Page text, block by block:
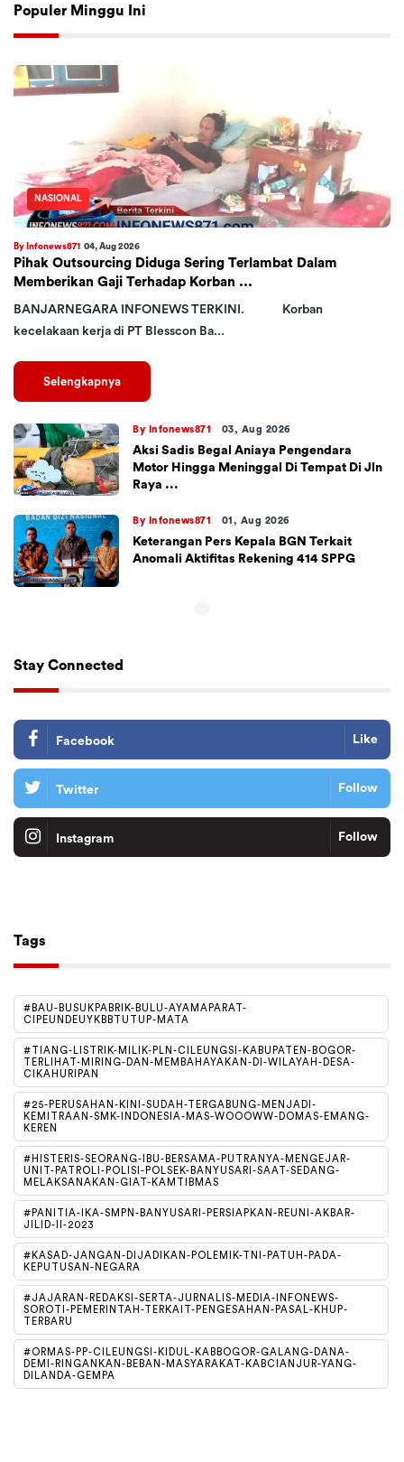
Populer Minggu Ini
NASIONAL
By Infonews871 04, Aug 2026
Pihak Outsourcing Diduga Sering Terlambat Dalam
Memberikan Gaji Terhadap Korban ...
BANJARNEGARA INFONEWS TERKINI. Korban
kecelakaan kerja di PT Blesscon Ba...
Selengkapnya
By Infonews871 03, Aug 2026
Aksi Sadis Begal Aniaya Pengendara
Motor Hingga Meninggal Di Tempat Di Jln
Raya ...
By Infonews871 01, Aug 2026
Keterangan Pers Kepala BGN Terkait
Anomali Aktifitas Rekening 414 SPPG
Stay Connected
Facebook Like
Twitter Follow
Instagram Follow
Tags
#BAU-BUSUKPABRIK-BULU-AYAMAPARAT-
CIPEUNDEUYKBBTUTUP-MATA
#TIANG-LISTRIK-MILIK-PLN-CILEUNGSI-KABUPATEN-BOGOR-
TERLIHAT-MIRING-DAN-MEMBAHAYAKAN-DI-WILAYAH-DESA-
CIKAHURIPAN
#25-PERUSAHAN-KINI-SUDAH-TERGABUNG-MENJADI-
KEMITRAAN-SMK-INDONESIA-MAS-WOOOWW-DOMAS-EMANG-
KEREN
#HISTERIS-SEORANG-IBU-BERSAMA-PUTRANYA-MENGEJAR-
UNIT-PATROLI-POLISI-POLSEK-BANYUSARI-SAAT-SEDANG-
MELAKSANAKAN-GIAT-KAMTIBMAS
#PANITIA-IKA-SMPN-BANYUSARI-PERSIAPKAN-REUNI-AKBAR-
JILID-II-2023
#KASAD-JANGAN-DIJADIKAN-POLEMIK-TNI-PATUH-PADA-
KEPUTUSAN-NEGARA
#JAJARAN-REDAKSI-SERTA-JURNALIS-MEDIA-INFONEWS-
SOROTI-PEMERINTAH-TERKAIT-PENGESAHAN-PASAL-KHUP-
TERBARU
#ORMAS-PP-CILEUNGSI-KIDUL-KABBOGOR-GALANG-DANA-
DEMI-RINGANKAN-BEBAN-MASYARAKAT-KABCIANJUR-YANG-
DILANDA-GEMPA